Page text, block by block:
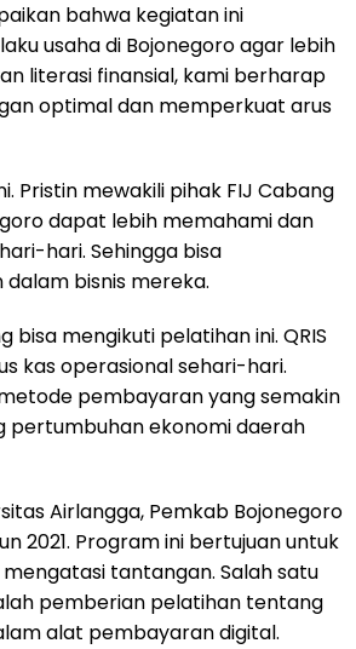
bahwa kegiatan ini
usaha di Bojonegoro agar lebih
literasi finansial, kami berharap
optimal dan memperkuat arus
Pristin mewakili pihak FIJ Cabang
dapat lebih memahami dan
hari. Sehingga bisa
bisnis mereka.
mengikuti pelatihan ini. QRIS
kas operasional sehari-hari.
pembayaran yang semakin
ekonomi daerah
Airlangga, Pemkab Bojonegoro
2021. Program ini bertujuan untuk
tantangan. Salah satu
pemberian pelatihan tentang
alat pembayaran digital.